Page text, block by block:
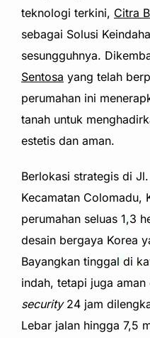
teknologi terkini, Citra
sebagai Solusi
sesungguhnya.
Sentosa yang telah
perumahan ini
tanah untuk
estetis dan aman.
Berlokasi strategis di
Kecamatan Colomadu,
perumahan seluas 1,3
desain bergaya Korea
Bayangkan tinggal di
indah, tetapi juga aman
security24 jam
Lebar jalan hingga 7,5